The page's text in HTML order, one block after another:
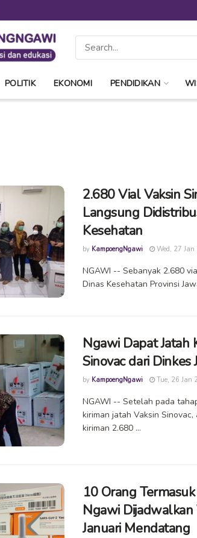
POLITIK EKONOMI PENDIDIKAN
2.680 Vial Vaksin
Langsung
Kesehatan
by KampoengNgawi Wed, 27 Jan
NGAWI -- Sebanyak 2.680
Dinas Kesehatan Provinsi
Ngawi Dapat Jatah
Sinovac dari Dinkes
by KampoengNgawi Tue, 26 Jan
NGAWI -- Setelah pada
kiriman jatah Vaksin
kiriman 2.680 ...
10 Orang
Ngawi Dijadwalkan
Januari Mendatang